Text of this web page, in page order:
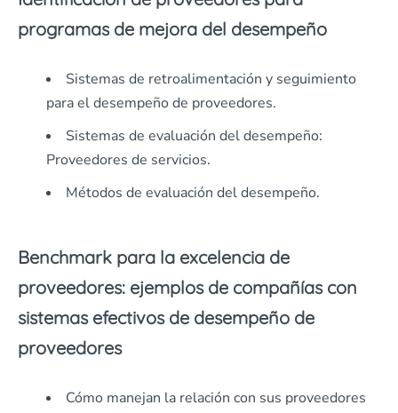
programas de mejora del desempeño
Sistemas de retroalimentación y seguimiento
para el desempeño de proveedores.
Sistemas de evaluación del desempeño:
Proveedores de servicios.
Métodos de evaluación del desempeño.
Benchmark para la excelencia de
proveedores: ejemplos de compañías con
sistemas efectivos de desempeño de
proveedores
Cómo manejan la relación con sus proveedores